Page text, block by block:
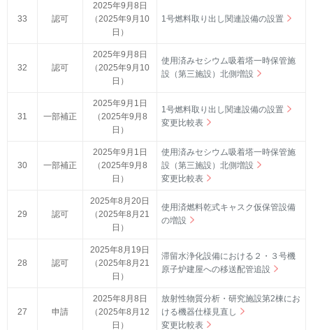
33 認可
2025年9月8日
（2025年9月10
日）
1号燃料取り出し関連設備の設置
32 認可
2025年9月8日
（2025年9月10
日）
使用済みセシウム吸着塔一時保管施
設（第三施設）北側増設
31 一部補正
2025年9月1日
（2025年9月8
日）
1号燃料取り出し関連設備の設置
変更比較表
30 一部補正
2025年9月1日
（2025年9月8
日）
使用済みセシウム吸着塔一時保管施
設（第三施設）北側増設
変更比較表
29 認可
2025年8月20日
（2025年8月21
日）
使用済燃料乾式キャスク仮保管設備
の増設
28 認可
2025年8月19日
（2025年8月21
日）
滞留水浄化設備における２・３号機
原子炉建屋への移送配管追設
27 申請
2025年8月8日
（2025年8月12
日）
放射性物質分析・研究施設第2棟にお
ける機器仕様見直し
変更比較表